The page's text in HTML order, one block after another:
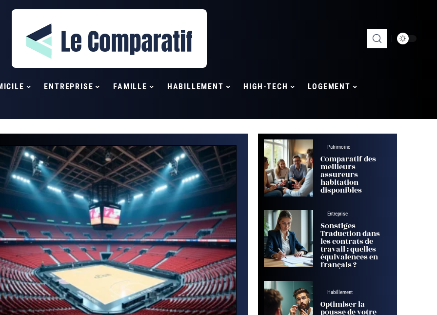
ENTREPRISE FAMILLE HABILLEMENT HIGH-TECH LOGEMENT
Patrimoine
Comparatif des
meilleurs
assureurs
habitation
disponibles
Entreprise
Sonstiges
Traduction dans
les contrats de
travail : quelles
équivalences en
français ?
Habillement
Optimiser la
pousse de votre